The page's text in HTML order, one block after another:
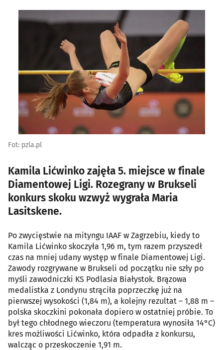
Fot: pzla.pl
Kamila Lićwinko zajęła 5. miejsce w finale
Diamentowej Ligi. Rozegrany w Brukseli
konkurs skoku wzwyż wygrała Maria
Lasitskene.
Po zwycięstwie na mityngu IAAF w Zagrzebiu, kiedy to
Kamila Lićwinko skoczyła 1,96 m, tym razem przyszedł
czas na mniej udany występ w finale Diamentowej Ligi.
Zawody rozgrywane w Brukseli od początku nie szły po
myśli zawodniczki KS Podlasia Białystok. Brązowa
medalistka z Londynu strąciła poprzeczkę już na
pierwszej wysokości (1,84 m), a kolejny rezultat – 1,88 m –
polska skoczkini pokonała dopiero w ostatniej próbie. To
był tego chłodnego wieczoru (temperatura wynosiła 14°C)
kres możliwości Lićwinko, która odpadła z konkursu,
walcząc o przeskoczenie 1,91 m.